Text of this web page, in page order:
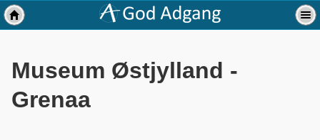
Museum Østjylland -
Grenaa